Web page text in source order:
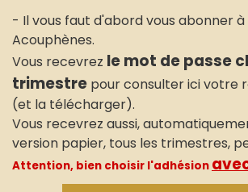
- Il vous faut d'abord vous abonner
Acouphènes.
Vous recevrez le mot de passe
trimestre pour consulter ici votre
(et la télécharger).
Vous recevrez aussi,
version papier, tous les trimestres,
Attention, bien choisir l'adhésion